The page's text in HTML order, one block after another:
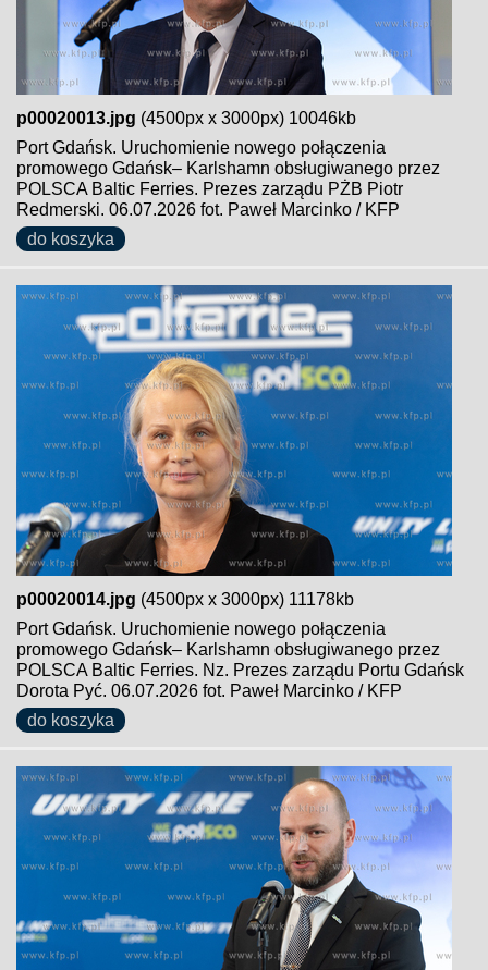
p00020013.jpg (4500px x 3000px) 10046kb
Port Gdańsk. Uruchomienie nowego połączenia
promowego Gdańsk– Karlshamn obsługiwanego przez
POLSCA Baltic Ferries. Prezes zarządu PŻB Piotr
Redmerski. 06.07.2026 fot. Paweł Marcinko / KFP
do koszyka
p00020014.jpg (4500px x 3000px) 11178kb
Port Gdańsk. Uruchomienie nowego połączenia
promowego Gdańsk– Karlshamn obsługiwanego przez
POLSCA Baltic Ferries. Nz. Prezes zarządu Portu Gdańsk
Dorota Pyć. 06.07.2026 fot. Paweł Marcinko / KFP
do koszyka